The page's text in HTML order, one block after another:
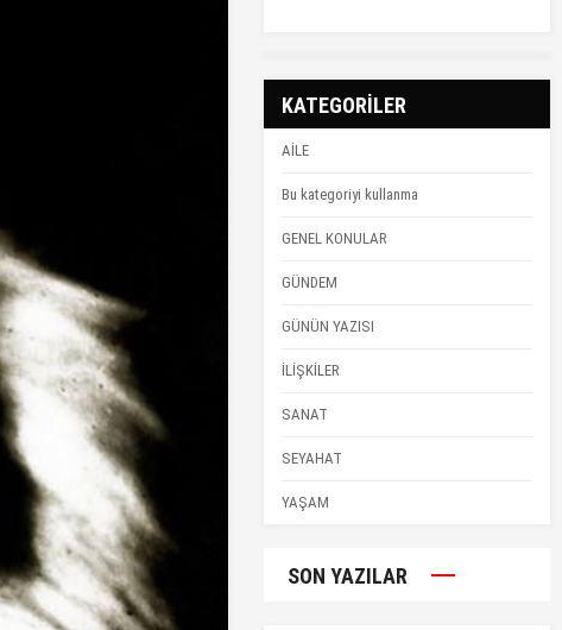
KATEGORİLER
AİLE
Bu kategoriyi kullanma
GENEL KONULAR
GÜNDEM
GÜNÜN YAZISI
İLİŞKİLER
SANAT
SEYAHAT
YAŞAM
SON YAZILAR